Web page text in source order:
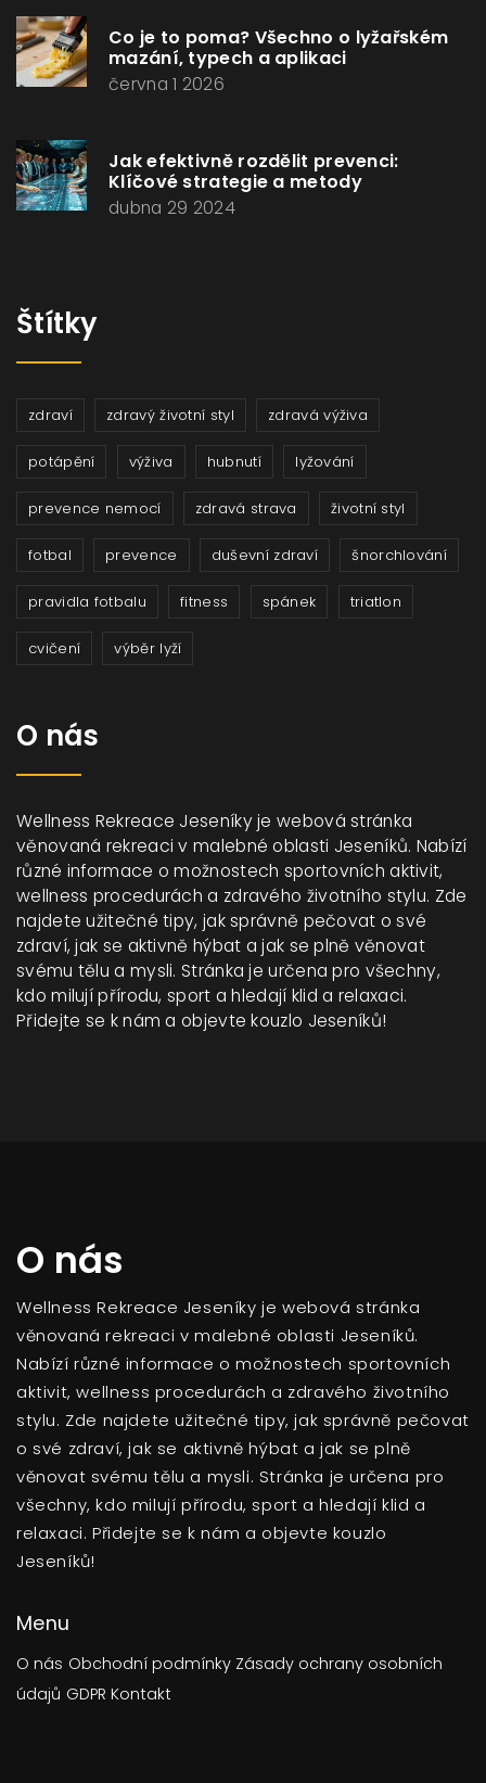
Co je to poma? Všechno o lyžařském
mazání, typech a aplikaci
června 1 2026
Jak efektivně rozdělit prevenci:
Klíčové strategie a metody
dubna 29 2024
Štítky
zdraví zdravý životní styl zdravá výživa
potápění výživa hubnutí lyžování
prevence nemocí zdravá strava životní styl
fotbal prevence duševní zdraví šnorchlování
pravidla fotbalu fitness spánek triatlon
cvičení výběr lyží
O nás
Wellness Rekreace Jeseníky je webová stránka
věnovaná rekreaci v malebné oblasti Jeseníků. Nabízí
různé informace o možnostech sportovních aktivit,
wellness procedurách a zdravého životního stylu. Zde
najdete užitečné tipy, jak správně pečovat o své
zdraví, jak se aktivně hýbat a jak se plně věnovat
svému tělu a mysli. Stránka je určena pro všechny,
kdo milují přírodu, sport a hledají klid a relaxaci.
Přidejte se k nám a objevte kouzlo Jeseníků!
O nás
Wellness Rekreace Jeseníky je webová stránka
věnovaná rekreaci v malebné oblasti Jeseníků.
Nabízí různé informace o možnostech sportovních
aktivit, wellness procedurách a zdravého životního
stylu. Zde najdete užitečné tipy, jak správně pečovat
o své zdraví, jak se aktivně hýbat a jak se plně
věnovat svému tělu a mysli. Stránka je určena pro
všechny, kdo milují přírodu, sport a hledají klid a
relaxaci. Přidejte se k nám a objevte kouzlo
Jeseníků!
Menu
O nás Obchodní podmínky Zásady ochrany osobních
údajů GDPR Kontakt